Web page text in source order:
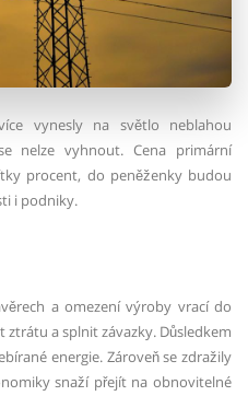
vynesly na světlo neblahou
nelze vyhnout. Cena primární
procent, do peněženky budou
i podniky.
a omezení výroby vrací do
a splnit závazky. Důsledkem
energie. Zároveň se zdražily
snaží přejít na obnovitelné